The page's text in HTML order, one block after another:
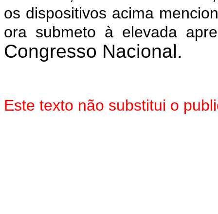
os dispositivos acima
ora submeto à elevada
Congresso Nacional.
Este texto não substitui o